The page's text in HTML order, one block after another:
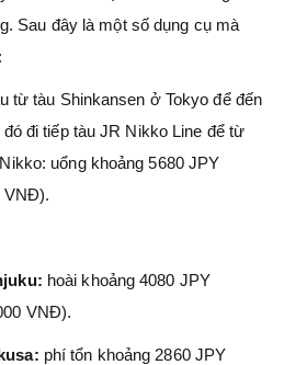
Sau đây là một số dụng cụ mà
từ tàu Shinkansen ở Tokyo để đến
đi tiếp tàu JR Nikko Line để từ
uổng khoảng 5680 JPY
VNĐ).
hoài khoảng 4080 JPY
VNĐ).
phí tổn khoảng 2860 JPY